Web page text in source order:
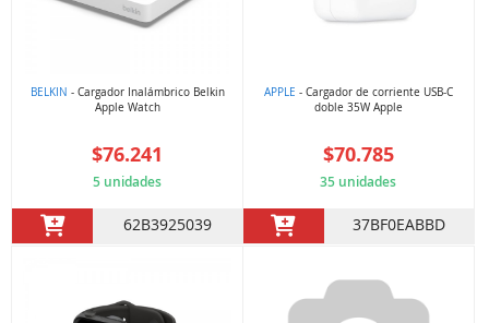
BELKIN - Cargador Inalámbrico Belkin
Apple Watch
$76.241
5 unidades
62B3925039
APPLE - Cargador de corriente USB-C
doble 35W Apple
$70.785
35 unidades
37BF0EABBD